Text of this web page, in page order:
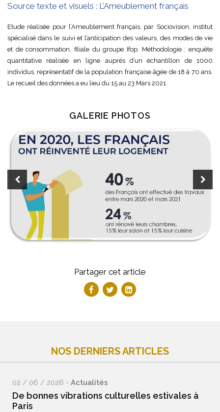
Source texte et visuels : L’Ameublement français
Etude réalisée pour l’Ameublement français, par Sociovision, institut
spécialisé dans le suivi et l’anticipation des valeurs, des modes de vie
et de consommation, filiale du groupe Ifop. Méthodologie : enquête
quantitative réalisée en ligne auprès d’un échantillon de 1000
individus, représentatif de la population française âgée de 18 à 70 ans.
Le recueil des données a eu lieu du 15 au 23 Mars 2021.
GALERIE PHOTOS
Partager cet article
NOS DERNIERS ARTICLES
02 / 06 / 2026 - Actualités
De bonnes vibrations culturelles estivales à
Paris